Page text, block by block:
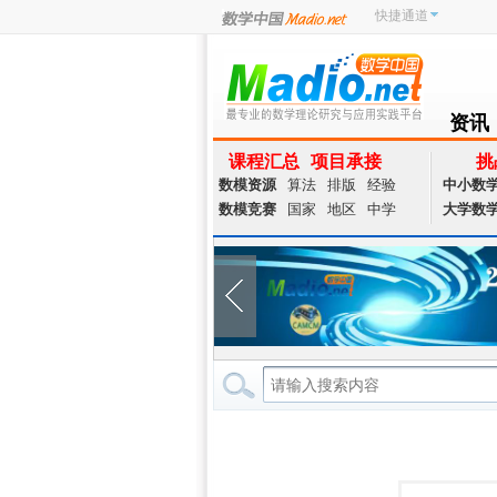
快捷通道
资讯
NEWS
课程汇总 项目承接
数模资源 算法 排版
经验
数模竞赛
国家 地区 中学
挑
中小数
大学数